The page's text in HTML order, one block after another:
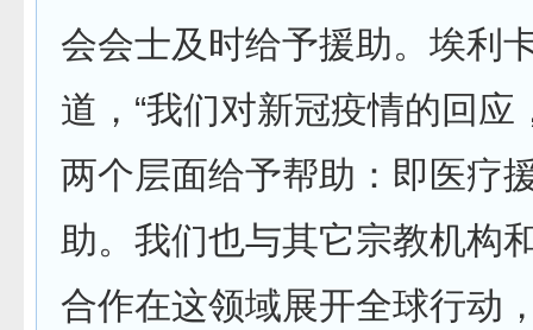
会会士及时给予援助。埃利
道，“我们对新冠疫情的回应
两个层面给予帮助：即医疗
助。我们也与其它宗教机构
合作在这领域展开全球行动